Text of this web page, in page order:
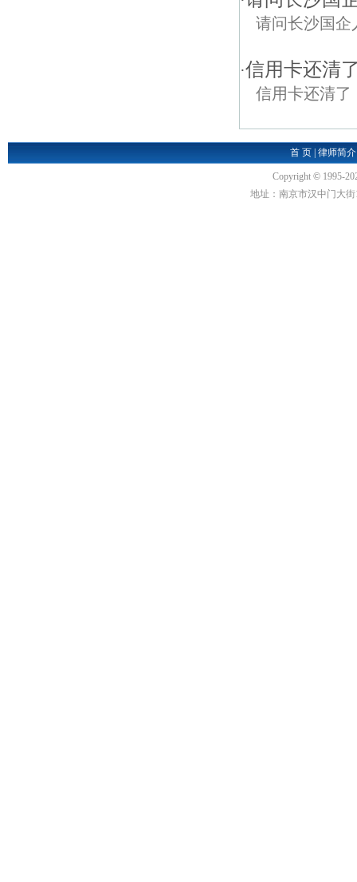
请问长沙国企
·信用卡还清
信用卡还清了
首 页 |律师简介
Copyright © 1995-
地址：南京市汉中门大街